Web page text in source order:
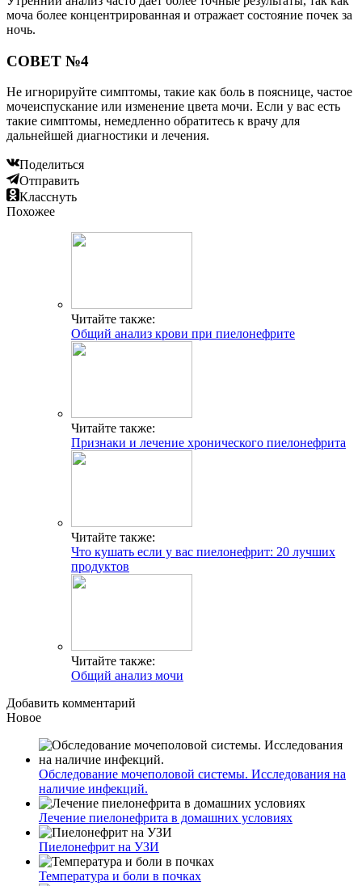
моча более концентрированная и отражает состояние почек за
ночь.
СОВЕТ №4
Не игнорируйте симптомы, такие как боль в пояснице, частое
мочеиспускание или изменение цвета мочи. Если у вас есть
такие симптомы, немедленно обратитесь к врачу для
дальнейшей диагностики и лечения.
Поделиться
Отправить
Класснуть
Похожее
Читайте также:
Общий анализ крови при пиелонефрите
Читайте также:
Признаки и лечение хронического пиелонефрита
Читайте также:
Что кушать если у вас пиелонефрит: 20 лучших
продуктов
Читайте также:
Общий анализ мочи
Добавить комментарий
Новое
Обследование мочеполовой системы. Исследования на
наличие инфекций.
Лечение пиелонефрита в домашних условиях
Пиелонефрит на УЗИ
Температура и боли в почках